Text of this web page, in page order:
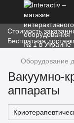
Стоимость
Бесплатная
Оборудование
Вакуумно-
аппараты